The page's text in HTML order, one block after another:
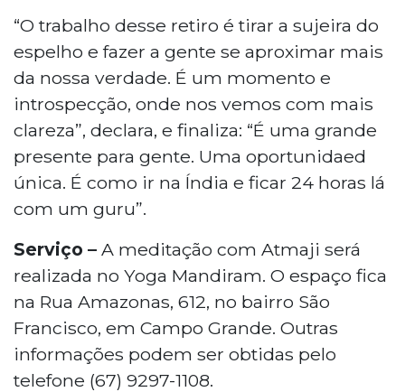
“O trabalho desse retiro é tirar a sujeira do
espelho e fazer a gente se aproximar mais
da nossa verdade. É um momento e
introspecção, onde nos vemos com mais
clareza”, declara, e finaliza: “É uma grande
presente para gente. Uma oportunidaed
única. É como ir na Índia e ficar 24 horas lá
com um guru”.
Serviço – A meditação com Atmaji será
realizada no Yoga Mandiram. O espaço fica
na Rua Amazonas, 612, no bairro São
Francisco, em Campo Grande. Outras
informações podem ser obtidas pelo
telefone (67) 9297-1108.